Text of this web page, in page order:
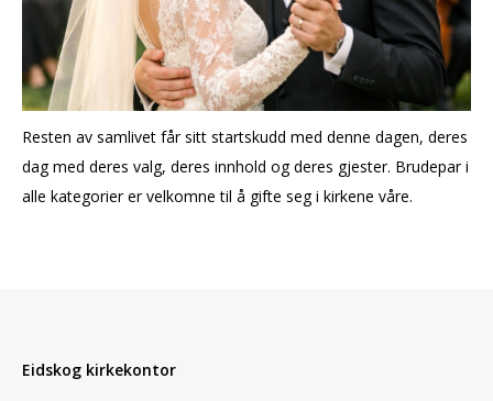
Resten av samlivet får sitt startskudd med denne dagen, deres
dag med deres valg, deres innhold og deres gjester. Brudepar i
alle kategorier er velkomne til å gifte seg i kirkene våre.
Eidskog kirkekontor